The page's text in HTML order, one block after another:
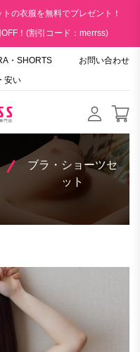
の衣服を無料でプレゼント！
！(割引コード：merrss)
・SHORTS
安い
お問い合わせ
ブラ・ショーツセ
ット